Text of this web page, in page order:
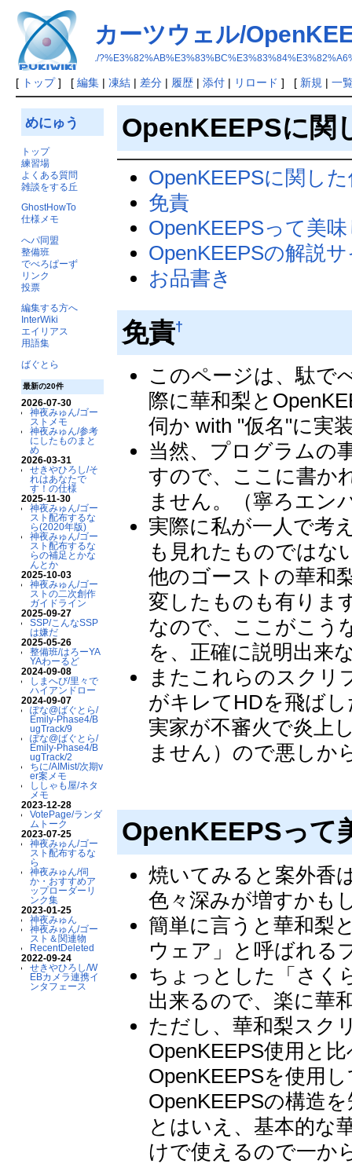
カーツウェル/
./
[ トップ] [ 編集| 凍結| 差分| 履歴| 添付| リロード ] [ 新規 | 一
めにゅう
トップ
練習場
よくある質問
雑談をする丘
GhostHowTo
仕様メモ
へパ同盟
整備班
でべろぱーず
リンク
投票
編集する方へ
InterWiki
エイリアス
用語集
ばぐとら
最新の20件
2026-07-30
神夜みゅん/ゴー
ストメモ
神夜みゅん/参考
にしたものまと
め
2026-03-31
せきやひろし/そ
れはあなたで
す！の仕様
2025-11-30
神夜みゅん/ゴー
スト配布するな
ら(2020年版)
神夜みゅん/ゴー
スト配布するな
らの補足とかな
んとか
2025-10-03
神夜みゅん/ゴー
ストの二次創作
ガイドライン
2025-09-27
SSP/こんなSSP
は嫌だ
2025-05-26
整備班/はろーYA
YAわーるど
2024-09-08
しまへび/里々で
ハイアンドロー
2024-09-07
ぽな@ばぐとら/
Emily-Phase4/B
ugTrack/9
ぽな@ばぐとら/
Emily-Phase4/B
ugTrack/2
ちに/AIMist/次期v
er案メモ
ししゃも屋/ネタ
メモ
2023-12-28
VotePage/ランダ
ムトーク
2023-07-25
神夜みゅん/ゴー
スト配布するな
ら
神夜みゅん/伺
か・おすすめア
ップローダーリ
ンク集
2023-01-25
神夜みゅん
神夜みゅん/ゴー
スト＆関連物
RecentDeleted
2022-09-24
せきやひろし/W
EBカメラ連携イ
ンタフェース
OpenKEEPSに関
OpenKEEPSに関し
免責
OpenKEEPSって美
OpenKEEPSの解説
お品書き
免責†
このページは、駄で
際に華和梨と
伺か with "仮名"に実
当然、プログラムの
すので、ここに書か
ません。（寧ろエン
実際に私が一人で考
も見れたものではな
他のゴーストの華和
変したものも有りま
なので、ここがこう
を、正確に説明出来
またこれらのスクリ
がキレてHDを飛ば
実家が不審火で炎上
ません）ので悪しか
OpenKEEPSって
焼いてみると案外香
色々深みが増すかも
簡単に言うと華和梨
ウェア」と呼ばれる
ちょっとした「さく
出来るので、楽に華
ただし、華和梨スク
OpenKEEPS使用と
OpenKEEPSを使用
OpenKEEPSの構造
とはいえ、基本的な
けで使えるので一か